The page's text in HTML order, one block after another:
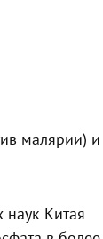
малярии) и
Китая